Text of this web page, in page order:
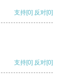
支持[0] 反对[0]
支持[0] 反对[0]